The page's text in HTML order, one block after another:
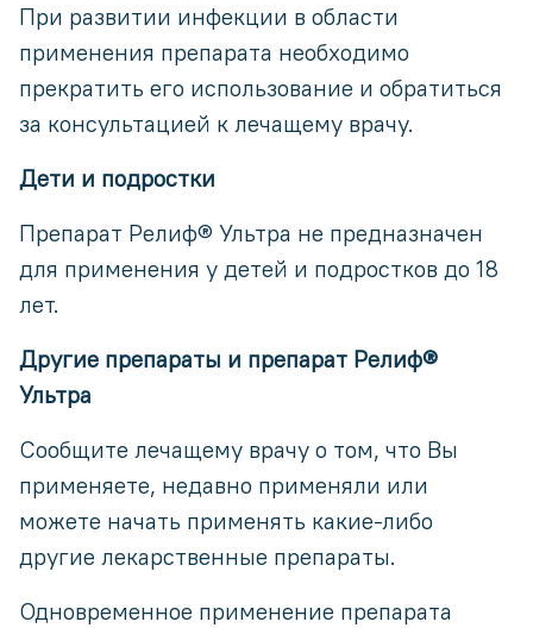
При развитии инфекции в области
применения препарата необходимо
прекратить его использование и обратиться
за консультацией к лечащему врачу.
Дети и подростки
Препарат Релиф® Ультра не предназначен
для применения у детей и подростков до 18
лет.
Другие препараты и препарат Релиф®
Ультра
Сообщите лечащему врачу о том, что Вы
применяете, недавно применяли или
можете начать применять какие-либо
другие лекарственные препараты.
Одновременное применение препарата